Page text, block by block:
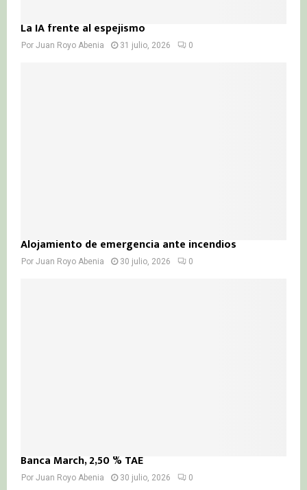
La IA frente al espejismo
Por Juan Royo Abenia 31 julio, 2026 0
Alojamiento de emergencia ante incendios
Por Juan Royo Abenia 30 julio, 2026 0
Banca March, 2,50 % TAE
Por Juan Royo Abenia 30 julio, 2026 0